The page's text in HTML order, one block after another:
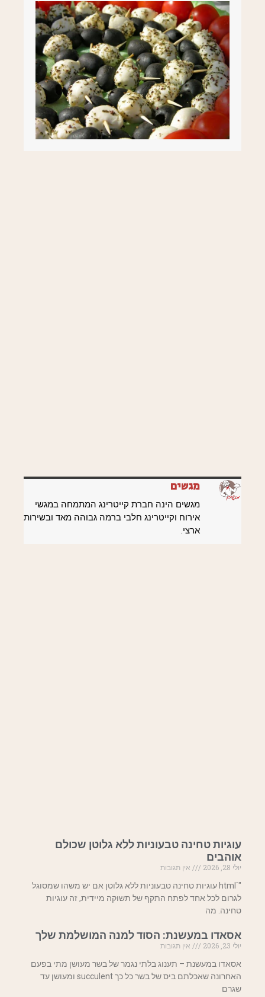
מגשים
מגשים הינה חברת קייטרינג המתמחה במגשי
אירוח וקייטרינג חלבי ברמה גבוהה מאד ובשירות
ארצי.
עוגיות טחינה טבעוניות ללא גלוטן שכולם
אוהבים
יולי 28, 2026
אין תגובות
"`html עוגיות טחינה טבעוניות ללא גלוטן אם יש משהו שמסוגל
לגרום לכל אחד לפתח התקף של תשוקה מיידית, זה עוגיות
טחינה. מה
אסאדו במעשנת: הסוד למנה המושלמת שלך
יולי 23, 2026
אין תגובות
אסאדו במעשנת – תענוג בלתי נגמר של בשר מעושן מתי בפעם
האחרונה שאכלתם ביס של בשר כל כך succulent ומעושן עד
שגרם